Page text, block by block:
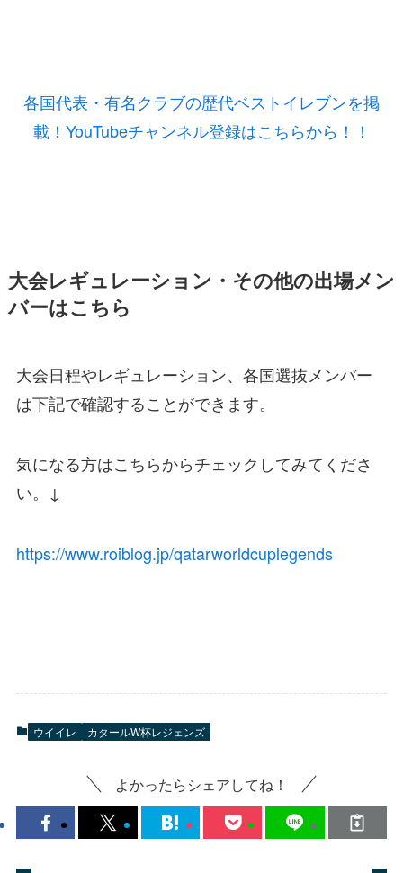
各国代表・有名クラブの歴代ベストイレブンを掲
載！YouTubeチャンネル登録はこちらから！！
大会レギュレーション・その他の出場メン
バーはこちら
大会日程やレギュレーション、各国選抜メンバー
は下記で確認することができます。
気になる方はこちらからチェックしてみてくださ
い。↓
https://www.roiblog.jp/qatarworldcuplegends
ウイイレ カタールW杯レジェンズ
よかったらシェアしてね！